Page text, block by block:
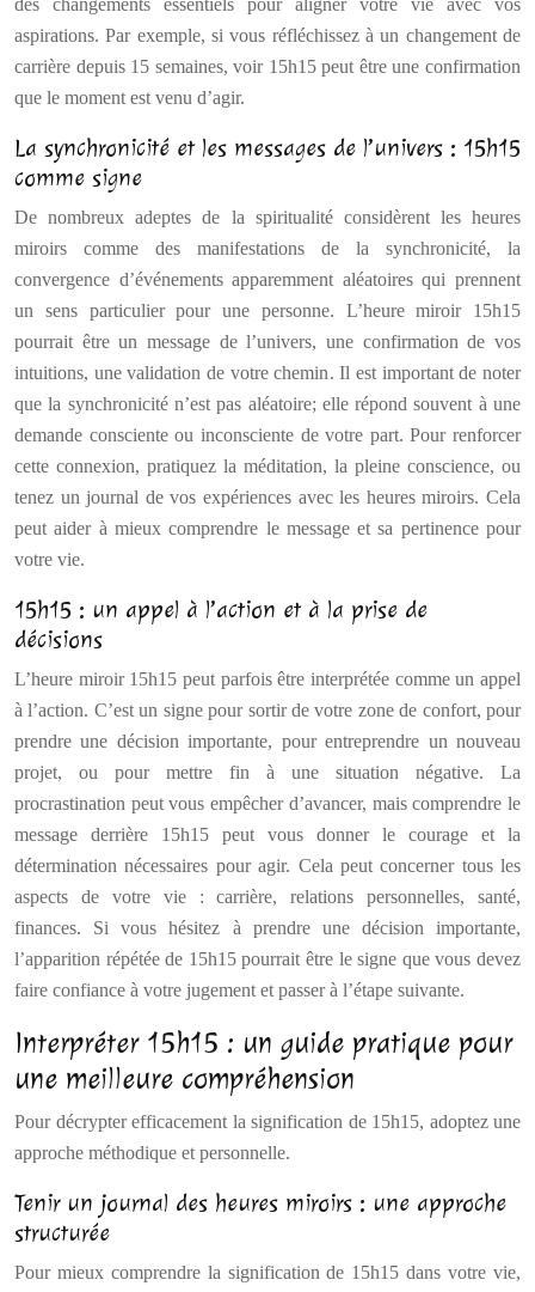
des changements essentiels pour aligner votre vie avec vos
aspirations. Par exemple, si vous réfléchissez à un changement de
carrière depuis 15 semaines, voir 15h15 peut être une confirmation
que le moment est venu d’agir.
La synchronicité et les messages de l’univers : 15h15
comme signe
De nombreux adeptes de la spiritualité considèrent les heures
miroirs comme des manifestations de la synchronicité, la
convergence d’événements apparemment aléatoires qui prennent
un sens particulier pour une personne. L’heure miroir 15h15
pourrait être un message de l’univers, une confirmation de vos
intuitions, une validation de votre chemin. Il est important de noter
que la synchronicité n’est pas aléatoire; elle répond souvent à une
demande consciente ou inconsciente de votre part. Pour renforcer
cette connexion, pratiquez la méditation, la pleine conscience, ou
tenez un journal de vos expériences avec les heures miroirs. Cela
peut aider à mieux comprendre le message et sa pertinence pour
votre vie.
15h15 : un appel à l’action et à la prise de
décisions
L’heure miroir 15h15 peut parfois être interprétée comme un appel
à l’action. C’est un signe pour sortir de votre zone de confort, pour
prendre une décision importante, pour entreprendre un nouveau
projet, ou pour mettre fin à une situation négative. La
procrastination peut vous empêcher d’avancer, mais comprendre le
message derrière 15h15 peut vous donner le courage et la
détermination nécessaires pour agir. Cela peut concerner tous les
aspects de votre vie : carrière, relations personnelles, santé,
finances. Si vous hésitez à prendre une décision importante,
l’apparition répétée de 15h15 pourrait être le signe que vous devez
faire confiance à votre jugement et passer à l’étape suivante.
Interpréter 15h15 : un guide pratique pour
une meilleure compréhension
Pour décrypter efficacement la signification de 15h15, adoptez une
approche méthodique et personnelle.
Tenir un journal des heures miroirs : une approche
structurée
Pour mieux comprendre la signification de 15h15 dans votre vie,